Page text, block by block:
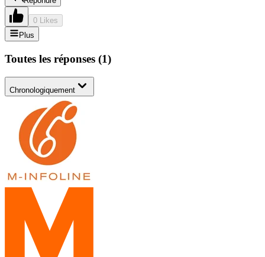
0 Likes
Plus
Toutes les réponses (1)
Chronologiquement